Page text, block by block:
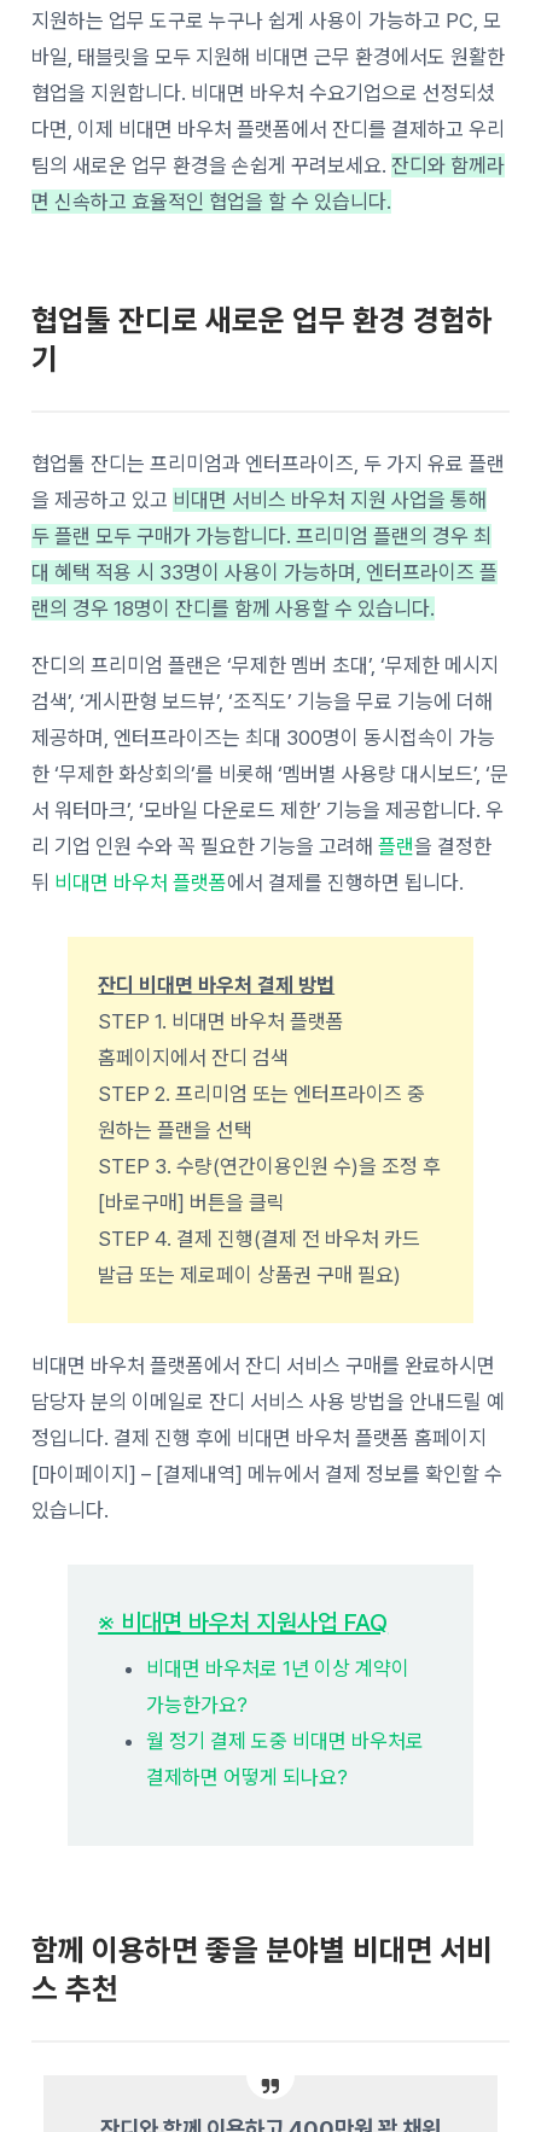
지원하는 업무 도구로 누구나 쉽게 사용이 가능하고 PC, 모
바일, 태블릿을 모두 지원해 비대면 근무 환경에서도 원활한
협업을 지원합니다. 비대면 바우처 수요기업으로 선정되셨
다면, 이제 비대면 바우처 플랫폼에서 잔디를 결제하고 우리
팀의 새로운 업무 환경을 손쉽게 꾸려보세요.잔디와 함께라
면 신속하고 효율적인 협업을 할 수 있습니다.
협업툴 잔디로 새로운 업무 환경 경험하
기
협업툴 잔디는 프리미엄과 엔터프라이즈, 두 가지 유료 플랜
을 제공하고 있고 비대면 서비스 바우처 지원 사업을 통해
두 플랜 모두 구매가 가능합니다. 프리미엄 플랜의 경우 최
대 혜택 적용 시 33명이 사용이 가능하며, 엔터프라이즈 플
랜의 경우 18명이 잔디를 함께 사용할 수 있습니다.
잔디의 프리미엄 플랜은 ‘무제한 멤버 초대’, ‘무제한 메시지
검색’, ‘게시판형 보드뷰’, ‘조직도’ 기능을 무료 기능에 더해
제공하며, 엔터프라이즈는 최대 300명이 동시접속이 가능
한 ‘무제한 화상회의’를 비롯해 ‘멤버별 사용량 대시보드’, ‘문
서 워터마크’, ‘모바일 다운로드 제한’ 기능을 제공합니다. 우
리 기업 인원 수와 꼭 필요한 기능을 고려해플랜을 결정한
뒤 비대면 바우처 플랫폼에서 결제를 진행하면 됩니다.
잔디 비대면 바우처 결제 방법
STEP 1. 비대면 바우처 플랫폼
홈페이지에서 잔디 검색
STEP 2. 프리미엄 또는 엔터프라이즈 중
원하는 플랜을 선택
STEP 3. 수량(연간이용인원 수)을 조정 후
[바로구매] 버튼을 클릭
STEP 4. 결제 진행(결제 전 바우처 카드
발급 또는 제로페이 상품권 구매 필요)
비대면 바우처 플랫폼에서 잔디 서비스 구매를 완료하시면
담당자 분의 이메일로 잔디 서비스 사용 방법을 안내드릴 예
정입니다. 결제 진행 후에 비대면 바우처 플랫폼 홈페이지
[마이페이지] – [결제내역] 메뉴에서 결제 정보를 확인할 수
있습니다.
※ 비대면 바우처 지원사업 FAQ
비대면 바우처로 1년 이상 계약이
가능한가요?
월 정기 결제 도중 비대면 바우처로
결제하면 어떻게 되나요?
함께 이용하면 좋을 분야별 비대면 서비
스 추천